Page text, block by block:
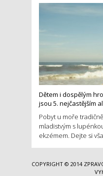
Dětem i dospělým
jsou 5. nejčastějším
Pobyt u moře
mladistvým s
ekzémem. Dejte si
COPYRIGHT © 2014